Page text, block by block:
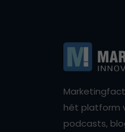
hét platform
podcasts,